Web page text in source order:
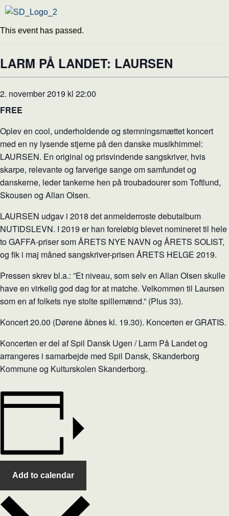
This event has passed.
LARM PÅ LANDET: LAURSEN
2. november 2019 kl 22:00
FREE
Oplev en cool, underholdende og stemningsmættet koncert
med en ny lysende stjerne på den danske musikhimmel:
LAURSEN. En original og prisvindende sangskriver, hvis
skarpe, relevante og farverige sange om samfundet og
danskerne, leder tankerne hen på troubadourer som Toftlund,
Skousen og Allan Olsen.
LAURSEN udgav i 2018 det anmelderroste debutalbum
NUTIDSLEVN. I 2019 er han foreløbig blevet nomineret til hele
to GAFFA-priser som ÅRETS NYE NAVN og ÅRETS SOLIST,
og fik i maj måned sangskriver-prisen ÅRETS HELGE 2019.
Pressen skrev bl.a.: ”Et niveau, som selv en Allan Olsen skulle
have en virkelig god dag for at matche. Velkommen til Laursen
som en af folkets nye stolte spillemænd.” (Plus 33).
Koncert 20.00 (Dørene åbnes kl. 19.30). Koncerten er GRATIS.
Koncerten er del af Spil Dansk Ugen / Larm På Landet og
arrangeres i samarbejde med Spil Dansk, Skanderborg
Kommune og Kulturskolen Skanderborg.
Add to calendar